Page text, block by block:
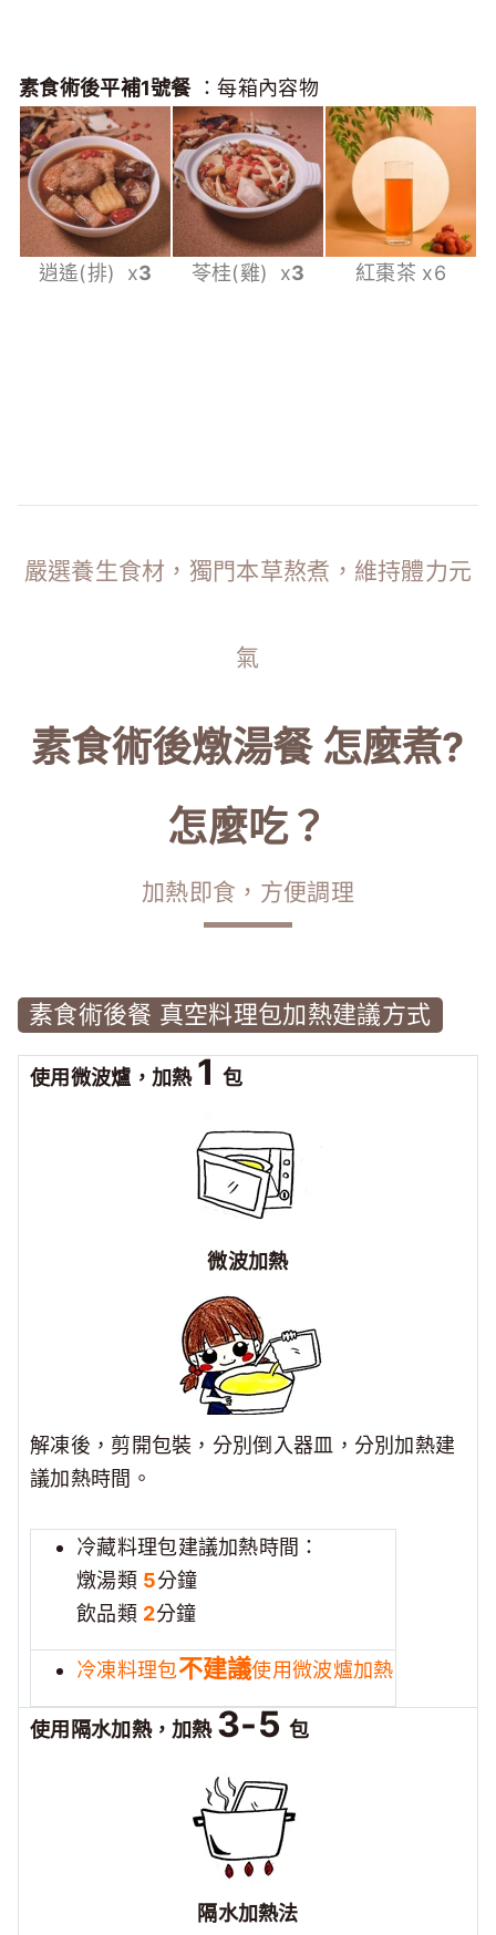
素食術後平補1號餐：每箱內容物
逍遙(排) x3 苓桂(雞) x3 紅棗茶 x6
嚴選養生食材，獨門本草熬煮，維持體力元
氣
素食術後燉湯餐 怎麼煮?
怎麼吃？
加熱即食，方便調理
素食術後餐 真空料理包加熱建議方式
使用微波爐，加熱 1包
微波加熱
解凍後，剪開包裝，分別倒入器皿，分別加熱建
議加熱時間。
冷藏料理包建議加熱時間：
燉湯類 5分鐘
飲品類 2分鐘
冷凍料理包不建議使用微波爐加熱
使用隔水加熱，加熱 3-5包
隔水加熱法